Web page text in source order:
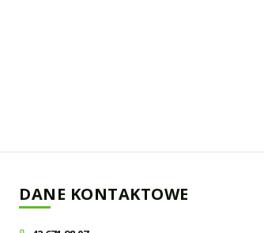
DANE KONTAKTOWE